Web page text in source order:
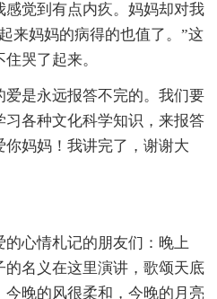
感觉到有点内疚。妈妈却对我
来妈妈的病得的也值了。”这
哭了起来。
爱是永远报答不完的。我们要
各种文化科学知识，来报答
妈妈！我讲完了，谢谢大
的心情札记的朋友们：晚上
名义在这里演讲，歌颂天底
晚的风很柔和，今晚的月亮